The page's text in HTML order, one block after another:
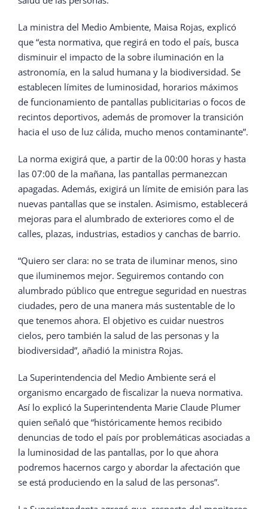
La ministra del Medio Ambiente, Maisa Rojas, explicó
que “esta normativa, que regirá en todo el país, busca
disminuir el impacto de la sobre iluminación en la
astronomía, en la salud humana y la biodiversidad. Se
establecen límites de luminosidad, horarios máximos
de funcionamiento de pantallas publicitarias o focos de
recintos deportivos, además de promover la transición
hacia el uso de luz cálida, mucho menos contaminante”.
La norma exigirá que, a partir de la 00:00 horas y hasta
las 07:00 de la mañana, las pantallas permanezcan
apagadas. Además, exigirá un límite de emisión para las
nuevas pantallas que se instalen. Asimismo, establecerá
mejoras para el alumbrado de exteriores como el de
calles, plazas, industrias, estadios y canchas de barrio.
“Quiero ser clara: no se trata de iluminar menos, sino
que iluminemos mejor. Seguiremos contando con
alumbrado público que entregue seguridad en nuestras
ciudades, pero de una manera más sustentable de lo
que tenemos ahora. El objetivo es cuidar nuestros
cielos, pero también la salud de las personas y la
biodiversidad”, añadió la ministra Rojas.
La Superintendencia del Medio Ambiente será el
organismo encargado de fiscalizar la nueva normativa.
Así lo explicó la Superintendenta Marie Claude Plumer
quien señaló que “históricamente hemos recibido
denuncias de todo el país por problemáticas asociadas a
la luminosidad de las pantallas, por lo que ahora
podremos hacernos cargo y abordar la afectación que
se está produciendo en la salud de las personas”.